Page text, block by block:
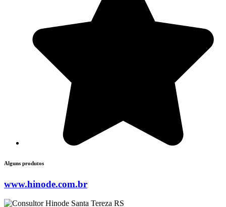
Alguns produtos
www.hinode.com.br